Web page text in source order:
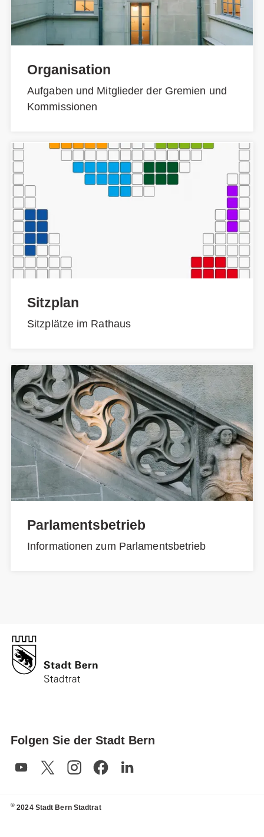
Organisation
Aufgaben und Mitglieder der Gremien und
Kommissionen
Sitzplan
Sitzplätze im Rathaus
Parlamentsbetrieb
Informationen zum Parlamentsbetrieb
Folgen Sie der Stadt Bern
© 2024 Stadt Bern Stadtrat